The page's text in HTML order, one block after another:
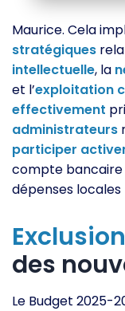
Maurice. Cela
stratégiques
intellectuelle, la
et l’exploitation
effectivement
administrateurs
participer
compte bancaire
dépenses locales
des
Le Budget 2025-